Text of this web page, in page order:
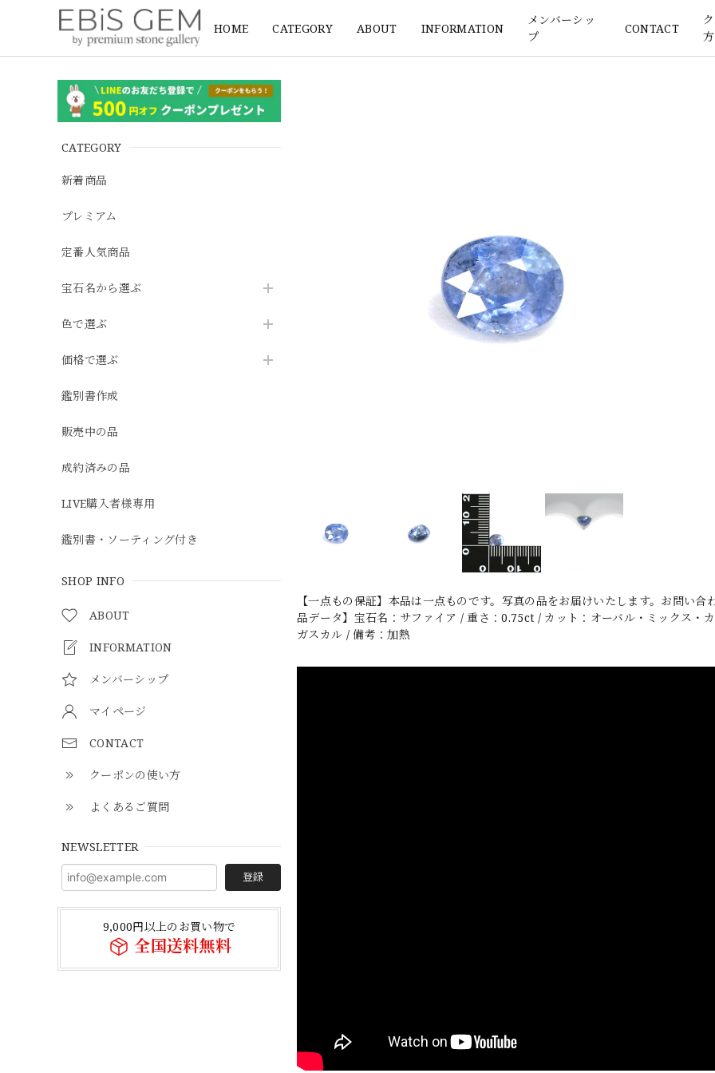
HOME CATEGORY ABOUT INFORMATION
メンバーシッ
プ
CONTACT
方
CATEGORY
新着商品
プレミアム
定番人気商品
宝石名から選ぶ
色で選ぶ
価格で選ぶ
鑑別書作成
販売中の品
成約済みの品
LIVE購入者様専用
鑑別書・ソーティング付き
SHOP INFO
ABOUT
INFORMATION
メンバーシップ
マイページ
CONTACT
クーポンの使い方
よくあるご質問
NEWSLETTER
登録
9,000円以上のお買い物で
全国送料無料
【一点もの保証】本品は一点ものです。写真の品をお届けいたします。お問い
品データ】宝石名：サファイア / 重さ：0.75ct / カット：オーバル・ミックス
ガスカル / 備考：加熱